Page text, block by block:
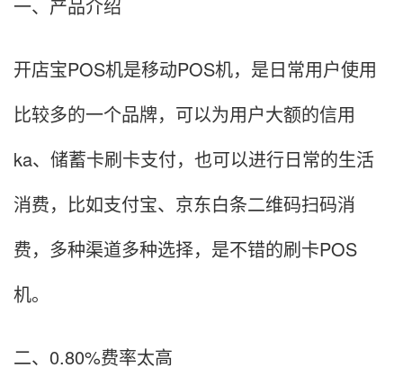
一、产品介绍
开店宝POS机是移动POS机，是日常用户使用
比较多的一个品牌，可以为用户大额的信用
ka、储蓄卡刷卡支付，也可以进行日常的生活
消费，比如支付宝、京东白条二维码扫码消
费，多种渠道多种选择，是不错的刷卡POS
机。
二、0.80%费率太高